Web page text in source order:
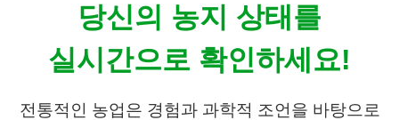
문
당신의 농지 상태를
실시간으로 확인하세요!
전통적인 농업은 경험과 과학적 조언을 바탕으로